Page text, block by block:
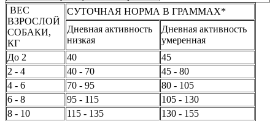
ВЕС
ВЗРОСЛОЙ
СОБАКИ,
КГ
СУТОЧНАЯ НОРМА В ГРАММАХ*
Дневная активность
низкая
Дневная активность
умеренная
До 2
40
45
2 - 4
40 - 70
45 - 80
4 - 6
70 - 95
80 - 105
6 - 8
95 - 115
105 - 130
8 - 10
115 - 135
130 - 155